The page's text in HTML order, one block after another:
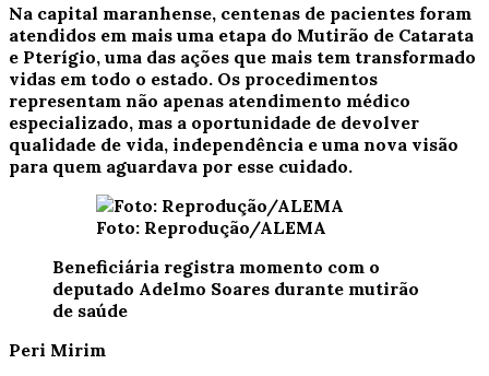
Na capital maranhense, centenas de pacientes foram
atendidos em mais uma etapa do Mutirão de Catarata
e Pterígio, uma das ações que mais tem transformado
vidas em todo o estado. Os procedimentos
representam não apenas atendimento médico
especializado, mas a oportunidade de devolver
qualidade de vida, independência e uma nova visão
para quem aguardava por esse cuidado.
Foto: Reprodução/ALEMA
Beneficiária registra momento com o
deputado Adelmo Soares durante mutirão
de saúde
Peri Mirim